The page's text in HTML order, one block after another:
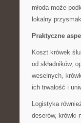
młoda może
lokalny
Praktyczne
Koszt krówek
od składników,
weselnych,
ich trwałość i
Logistyka
deserów, krówki